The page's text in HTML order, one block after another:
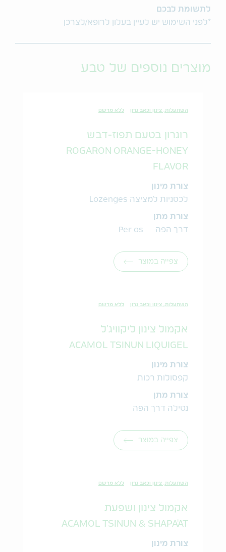
לתשומת לבכם
*לפני השימוש יש לעיין בעלון לרופא/לצרכן
מוצרים נוספים של טבע
השתעלות, צינון וכאב גרון ללא מרשם
רוגרון בטעם תפוז-דבש
ROGARON ORANGE-HONEY
FLAVOR
צורת מינון
לכסניות למציצה Lozenges
צורת מתן
דרך הפה Per os
צפייה במוצר
השתעלות, צינון וכאב גרון ללא מרשם
אקמול צינון ליקוויג'ל
ACAMOL TSINUN LIQUIGEL
צורת מינון
קפסולות רכות
צורת מתן
נטילה דרך הפה
צפייה במוצר
השתעלות, צינון וכאב גרון ללא מרשם
אקמול צינון ושפעת
ACAMOL TSINUN & SHAPA'AT
צורת מינון